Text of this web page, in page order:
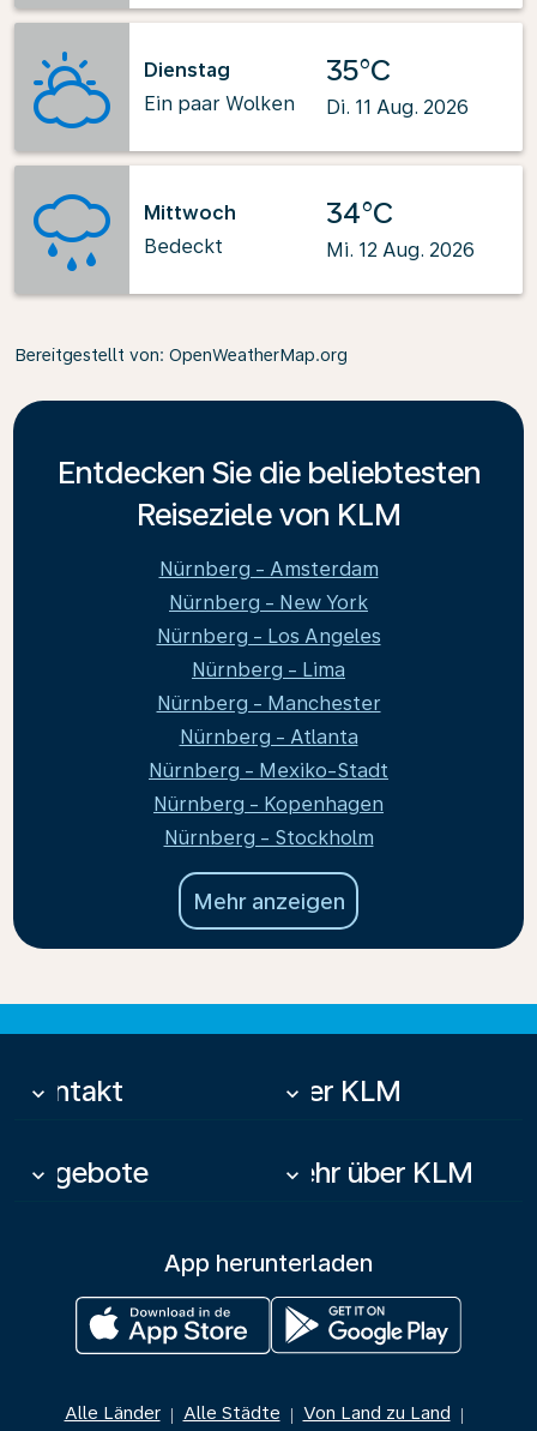
Dienstag
Ein paar Wolken
35°C
Di. 11 Aug. 2026
Mittwoch
Bedeckt
34°C
Mi. 12 Aug. 2026
Bereitgestellt von: OpenWeatherMap.org
Entdecken Sie die beliebtesten
Reiseziele von KLM
Nürnberg - Amsterdam
Nürnberg - New York
Nürnberg - Los Angeles
Nürnberg - Lima
Nürnberg - Manchester
Nürnberg - Atlanta
Nürnberg - Mexiko-Stadt
Nürnberg - Kopenhagen
Nürnberg - Stockholm
Mehr anzeigen
Kontakt
keyboard_arrow_down Über KLM
keyboard_arrow_down
Angebote
keyboard_arrow_down Mehr über KLM
keyboard_arrow_down
App herunterladen
Alle Länder | Alle Städte | Von Land zu Land |